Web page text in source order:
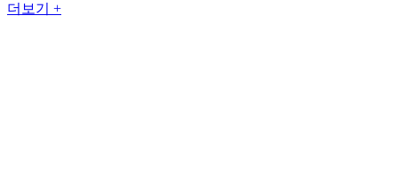
더보기 +